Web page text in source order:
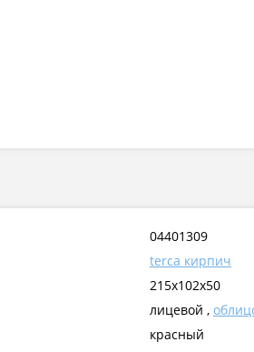
04401309
terca кирпич
215x102x50
лицевой ,
красный